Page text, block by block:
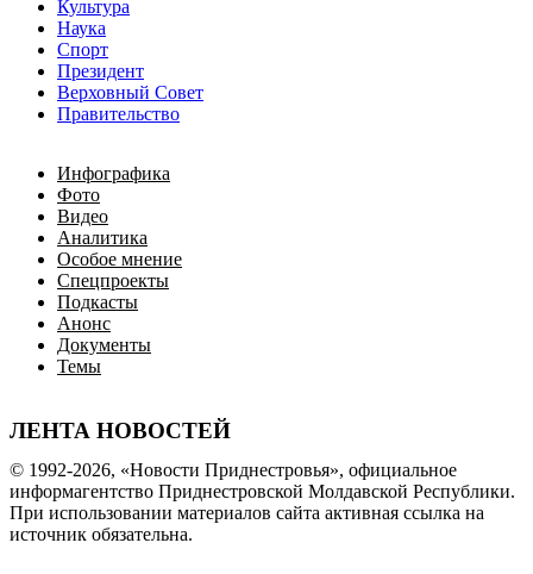
Культура
Наука
Спорт
Президент
Верховный Совет
Правительство
Инфографика
Фото
Видео
Аналитика
Особое мнение
Спецпроекты
Подкасты
Анонс
Документы
Темы
ЛЕНТА НОВОСТЕЙ
© 1992-2026, «Новости Приднестровья», официальное
информагентство Приднестровской Молдавской Республики.
При использовании материалов сайта активная ссылка на
источник обязательна.